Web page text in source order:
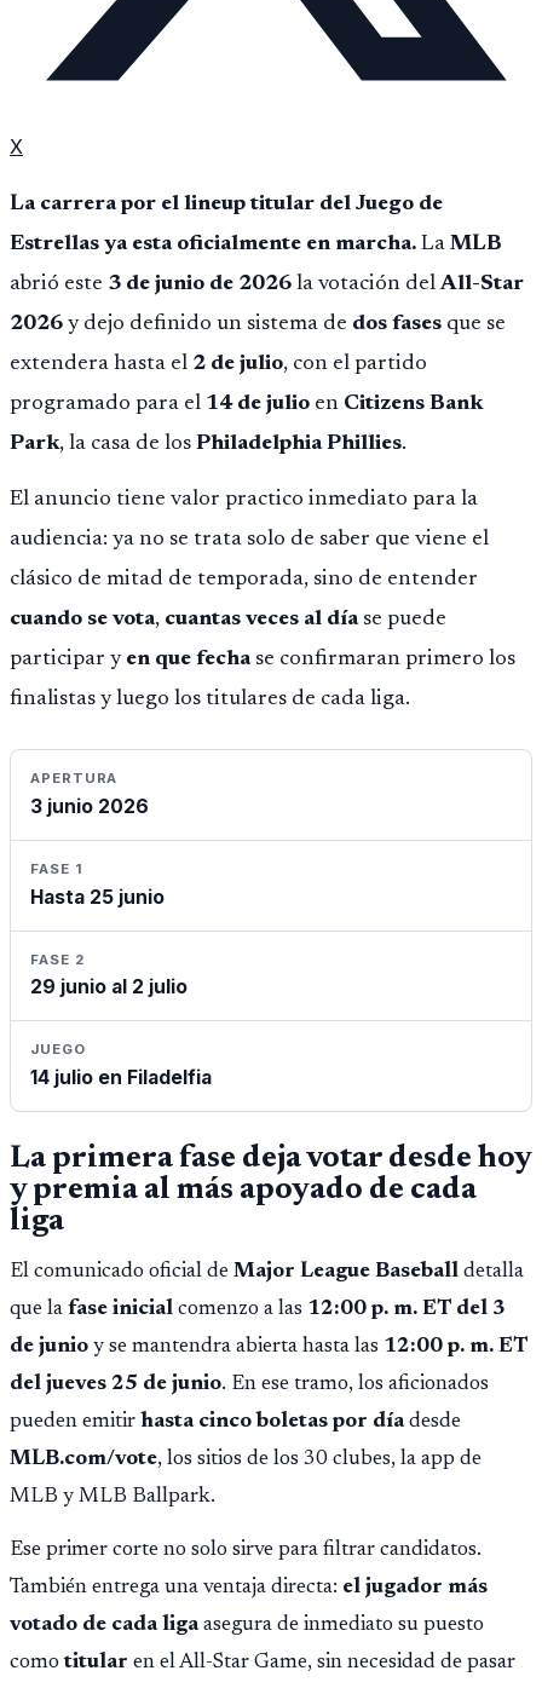
X
La carrera por el lineup titular del Juego de
Estrellas ya esta oficialmente en marcha. La MLB
abrió este 3 de junio de 2026 la votación delAll-Star
2026 y dejo definido un sistema de dos fases que se
extendera hasta el 2 de julio, con el partido
programado para el 14 de julio en Citizens Bank
Park, la casa de los Philadelphia Phillies.
El anuncio tiene valor practico inmediato para la
audiencia: ya no se trata solo de saber que viene el
clásico de mitad de temporada, sino de entender
cuando se vota, cuantas veces al díase puede
participar y en que fechase confirmaran primero los
finalistas y luego los titulares de cada liga.
APERTURA
3 junio 2026
FASE 1
Hasta 25 junio
FASE 2
29 junio al 2 julio
JUEGO
14 julio en Filadelfia
La primera fase deja votar desde hoy
y premia al más apoyado de cada
liga
El comunicado oficial de Major League Baseball detalla
que la fase inicial comenzo a las 12:00 p. m. ET del 3
de junio y se mantendra abierta hasta las 12:00 p. m. ET
del jueves 25 de junio. En ese tramo, los aficionados
pueden emitir hasta cinco boletas por díadesde
MLB.com/vote, los sitios de los 30 clubes, la app de
MLB y MLB Ballpark.
Ese primer corte no solo sirve para filtrar candidatos.
También entrega una ventaja directa: el jugador más
votado de cada ligaasegura de inmediato su puesto
comotitular en el All-Star Game, sin necesidad de pasar